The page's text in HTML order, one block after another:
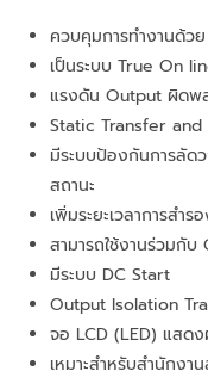
ควบคุมการทำงานด้
เป็นระบบ True On
แรงดัน Output ผิดพ
Static Transfer and
มีระบบป้องกันการลัด
สถานะ
เพิ่มระยะเวลาการสำ
สามารถใช้งานร่วมกั
มีระบบ DC Start
Output Isolation
จอ LCD (LED) แสด
เหมาะสำหรับสำนักงา